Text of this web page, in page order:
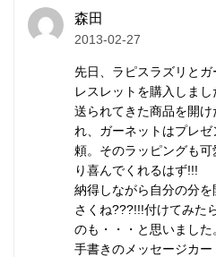
カレン族の手仕
ービーズ
カレンシルバーはタイの山岳
よって、伝統的手法で丹念
マットな質感が特徴で、刻印
を持ち、素朴なぬくもりが心
研磨されていない温かみの
森田
2013-02-27
先日、ラピスラズリと
レスレットを購入しまし
送られてきた商品を開
れ、ガーネットはプレ
頼。そのラッピングも
り喜んでくれるはず!!!
納得しながら自分の分
さくね???!!!付けてみた
のも・・・と思いました
手書きのメッセージカー